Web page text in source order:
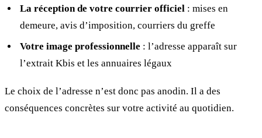
La réception de votre courrier officiel: mises en
demeure, avis d’imposition, courriers du greffe
Votre image professionnelle : l’adresse apparaît sur
l’extrait Kbis et les annuaires légaux
Le choix de l’adresse n’est donc pas anodin. Il a des
conséquences concrètes sur votre activité au quotidien.